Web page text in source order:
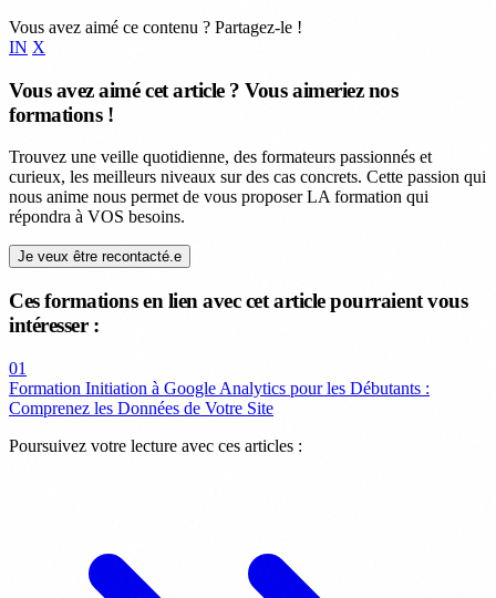
Vous avez aimé ce contenu ? Partagez-le !
IN X
Vous avez aimé cet article ? Vous aimeriez nos
formations !
Trouvez une veille quotidienne, des formateurs passionnés et
curieux, les meilleurs niveaux sur des cas concrets. Cette passion qui
nous anime nous permet de vous proposer LA formation qui
répondra à VOS besoins.
Je veux être recontacté.e
Ces formations en lien avec cet article pourraient vous
intéresser :
01
Formation Initiation à Google Analytics pour les Débutants :
Comprenez les Données de Votre Site
Poursuivez votre lecture avec ces articles :